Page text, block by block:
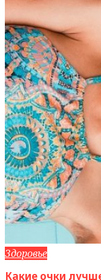
Здоровье
Какие очки